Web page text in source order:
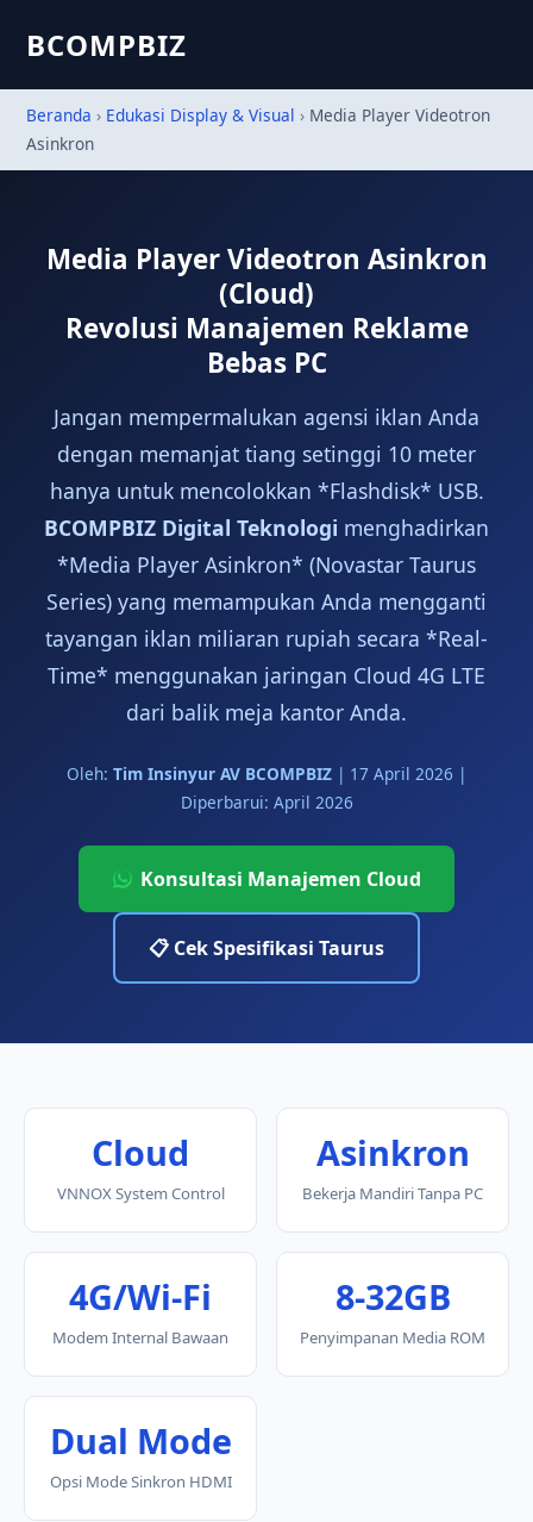
BCOMPBIZ
Beranda › Edukasi Display & Visual › Media Player Videotron
Asinkron
Media Player Videotron Asinkron
(Cloud)
Revolusi Manajemen Reklame
Bebas PC
Jangan mempermalukan agensi iklan Anda
dengan memanjat tiang setinggi 10 meter
hanya untuk mencolokkan *Flashdisk* USB.
BCOMPBIZ Digital Teknologi menghadirkan
*Media Player Asinkron* (Novastar Taurus
Series) yang memampukan Anda mengganti
tayangan iklan miliaran rupiah secara *Real-
Time* menggunakan jaringan Cloud 4G LTE
dari balik meja kantor Anda.
Oleh: Tim Insinyur AV BCOMPBIZ | 17 April 2026 |
Diperbarui: April 2026
Konsultasi Manajemen Cloud
📋 Cek Spesifikasi Taurus
Cloud
VNNOX System Control
Asinkron
Bekerja Mandiri Tanpa PC
4G/Wi-Fi
Modem Internal Bawaan
8-32GB
Penyimpanan Media ROM
Dual Mode
Opsi Mode Sinkron HDMI